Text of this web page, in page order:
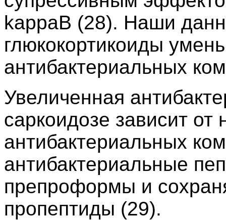
kappaB (28). Наши
глюкокортикоиды
антибактериальных
Увеличенная
саркоидозе зависит от
антибактериальных
антибактериальные
препроформы и
пропептиды (29).